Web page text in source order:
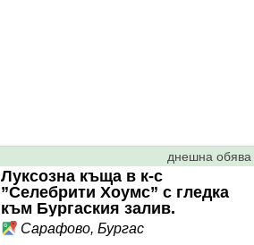
днешна обява
Луксозна къща в к-с
”Селебрити Хоумс” с гледка
към Бургаския залив.
Сарафово, Бургас